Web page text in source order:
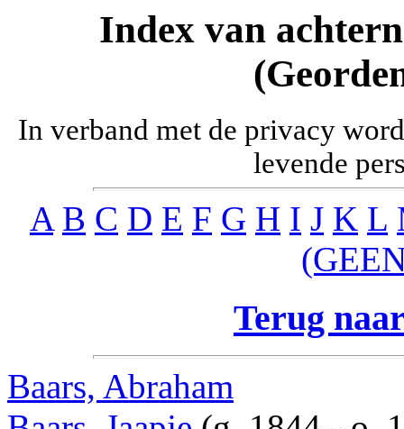
Index van
In verband met de privacy
levende
A B C D E F G H I J K L
Terug
Baars, Abraham